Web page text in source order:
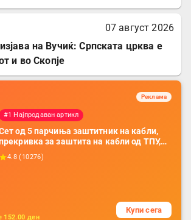
07 август 2026
на Вучиќ: Српската црква е
и во Скопје
Реклама
#1 Најпродаван артикл
од 5 парчиња заштитник на кабли,
за заштита на кабли од ТПУ,
додатоци за заштита на кабли, без
батерија, за мобилни телефони, комплет
4.8 (10276)
152.00 ден
Купи сега